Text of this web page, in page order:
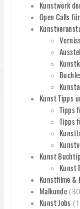
Kunstwerk
Open Calls
Kunst Tipps
Tipps
Tipps
Kunst
Kunst
Kunstfilme &
Malkunde
Kunst Jobs